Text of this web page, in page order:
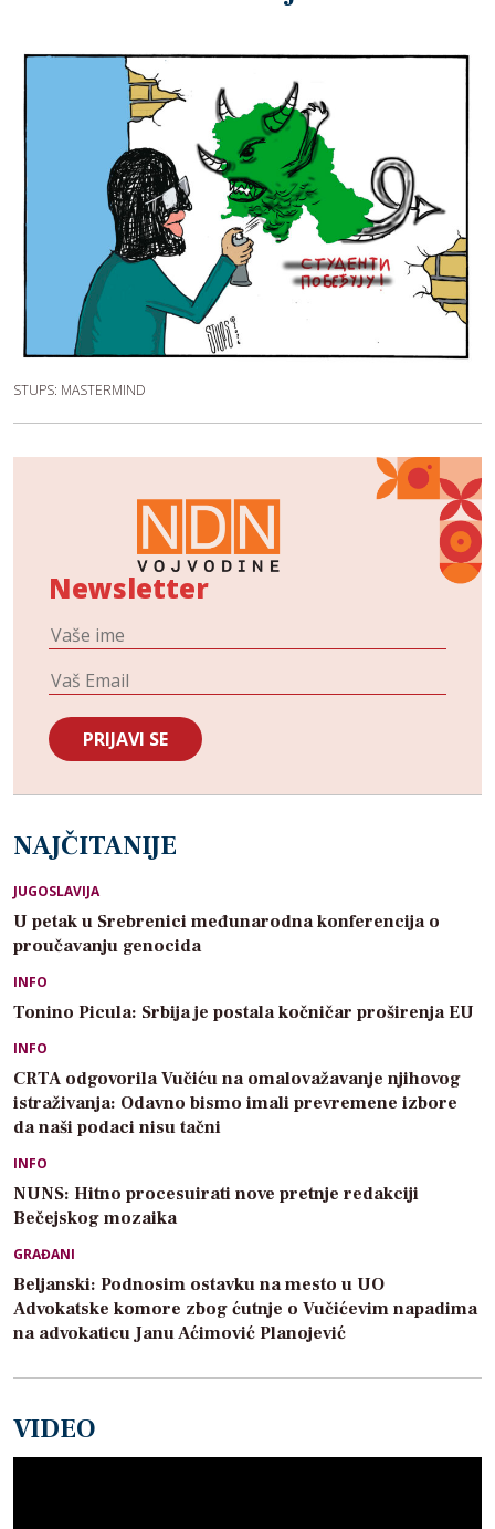
STUPS: MASTERMIND
Newsletter
NAJČITANIJE
JUGOSLAVIJA
U petak u Srebrenici međunarodna konferencija o
proučavanju genocida
INFO
Tonino Picula: Srbija je postala kočničar proširenja EU
INFO
CRTA odgovorila Vučiću na omalovažavanje njihovog
istraživanja: Odavno bismo imali prevremene izbore
da naši podaci nisu tačni
INFO
NUNS: Hitno procesuirati nove pretnje redakciji
Bečejskog mozaika
GRAĐANI
Beljanski: Podnosim ostavku na mesto u UO
Advokatske komore zbog ćutnje o Vučićevim napadima
na advokaticu Janu Aćimović Planojević
VIDEO